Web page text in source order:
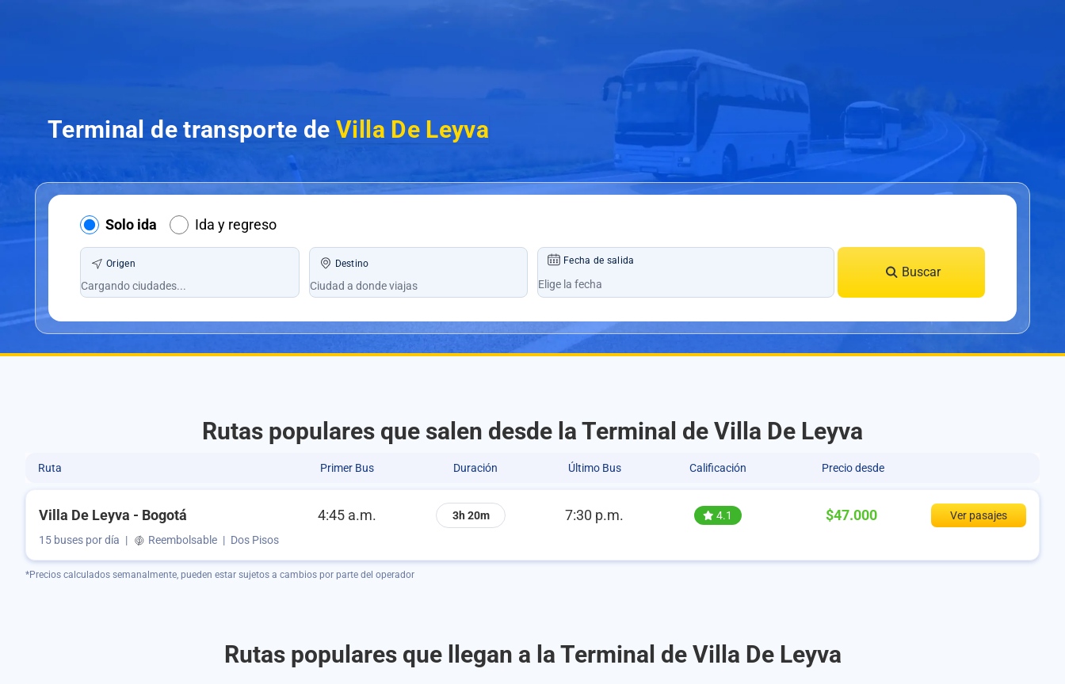
Terminal de transporte deVilla De Leyva
Solo ida Ida y regreso
Origen Destino Fecha de salida
Buscar
Rutas populares que salen desde la Terminal de Villa De Leyva
Ruta Primer Bus Duración Último Bus Calificación Precio desde
Villa De Leyva - Bogotá 4:45 a.m. 3h 20m 7:30 p.m. 4.1 $47.000
Ver pasajes
15 buses por día | Reembolsable | Dos Pisos
*Precios calculados semanalmente, pueden estar sujetos a cambios por parte del operador
Rutas populares que llegan a la Terminal de Villa De Leyva